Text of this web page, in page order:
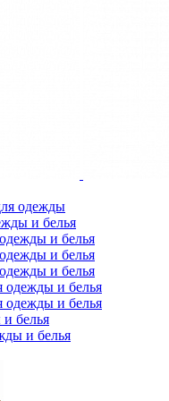
одежды
и белья
и белья
и белья
и белья
и белья
и белья
белья
и белья